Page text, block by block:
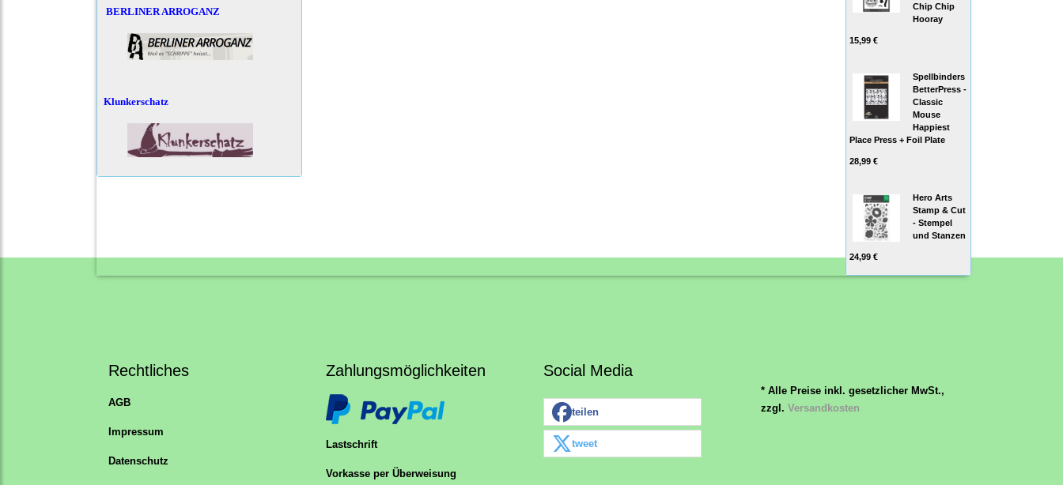
BERLINER ARROGANZ
Klunkerschatz
Chip Chip
Hooray
15,99 €
Spellbinders
BetterPress -
Classic
Mouse
Happiest
Place Press + Foil Plate
28,99 €
Hero Arts
Stamp & Cut
- Stempel
und Stanzen
24,99 €
Rechtliches
AGB
Impressum
Datenschutz
Zahlungsmöglichkeiten
Lastschrift
Vorkasse per Überweisung
Social Media
teilen
tweet
* Alle Preise inkl. gesetzlicher MwSt.,
zzgl. Versandkosten